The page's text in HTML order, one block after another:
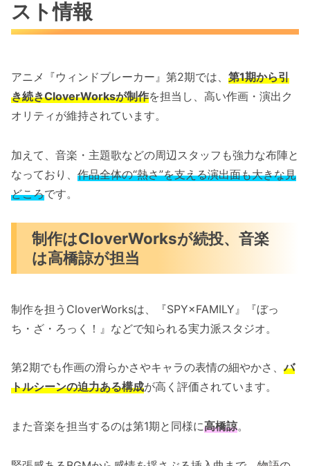
スト情報
アニメ『ウィンドブレーカー』第2期では、 第1期から引
き続きCloverWorksが制作を担当し、高い作画・演出ク
オリティが維持されています。
加えて、音楽・主題歌などの周辺スタッフも強力な布陣と
なっており、 作品全体の“熱さ”を支える演出面も大きな見
どころです。
制作はCloverWorksが続投、音楽
は高橋諒が担当
制作を担うCloverWorksは、『SPY×FAMILY』『ぼっ
ち・ざ・ろっく！』などで知られる実力派スタジオ。
第2期でも作画の滑らかさやキャラの表情の細やかさ、バ
トルシーンの迫力ある構成が高く評価されています。
また音楽を担当するのは第1期と同様に高橋諒。